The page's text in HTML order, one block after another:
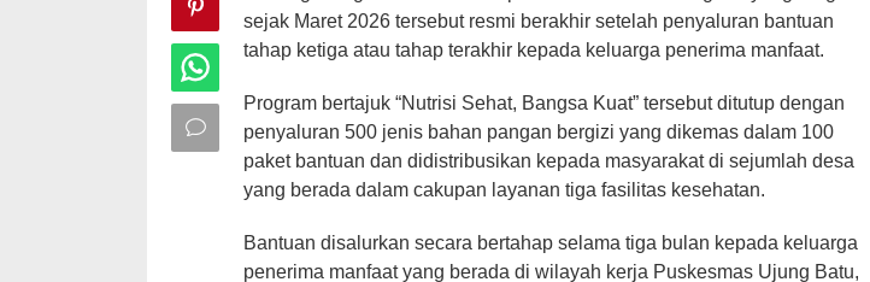
sejak Maret 2026 tersebut resmi berakhir setelah penyaluran bantuan
tahap ketiga atau tahap terakhir kepada keluarga penerima manfaat.
Program bertajuk “Nutrisi Sehat, Bangsa Kuat” tersebut ditutup dengan
penyaluran 500 jenis bahan pangan bergizi yang dikemas dalam 100
paket bantuan dan didistribusikan kepada masyarakat di sejumlah desa
yang berada dalam cakupan layanan tiga fasilitas kesehatan.
Bantuan disalurkan secara bertahap selama tiga bulan kepada keluarga
penerima manfaat yang berada di wilayah kerja Puskesmas Ujung Batu,